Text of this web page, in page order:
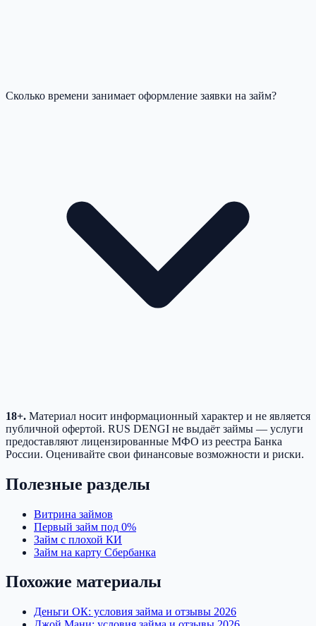
Сколько времени занимает оформление заявки на займ?
18+. Материал носит информационный характер и не является
публичной офертой. RUS DENGI не выдаёт займы — услуги
предоставляют лицензированные МФО из реестра Банка
России. Оценивайте свои финансовые возможности и риски.
Полезные разделы
Витрина займов
Первый займ под 0%
Займ с плохой КИ
Займ на карту Сбербанка
Похожие материалы
Деньги ОК: условия займа и отзывы 2026